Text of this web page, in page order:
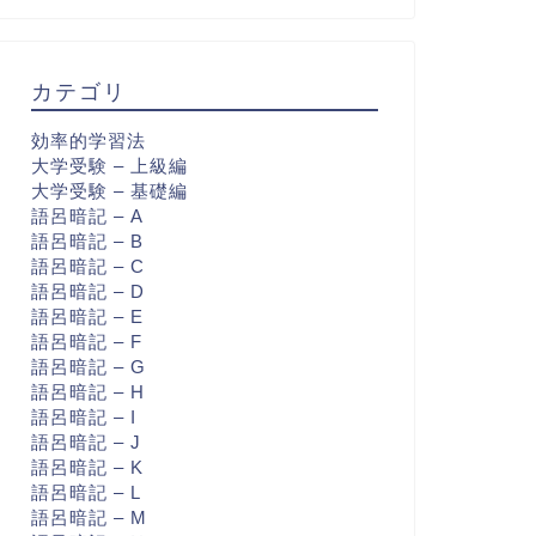
カテゴリ
効率的学習法
大学受験 – 上級編
大学受験 – 基礎編
語呂暗記 – A
語呂暗記 – B
語呂暗記 – C
語呂暗記 – D
語呂暗記 – E
語呂暗記 – F
語呂暗記 – G
語呂暗記 – H
語呂暗記 – I
語呂暗記 – J
語呂暗記 – K
語呂暗記 – L
語呂暗記 – M